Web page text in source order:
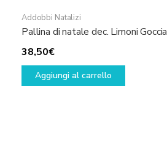
Addobbi Natalizi
Pallina di natale dec. Limoni Goccia
38,50€
Aggiungi al carrello